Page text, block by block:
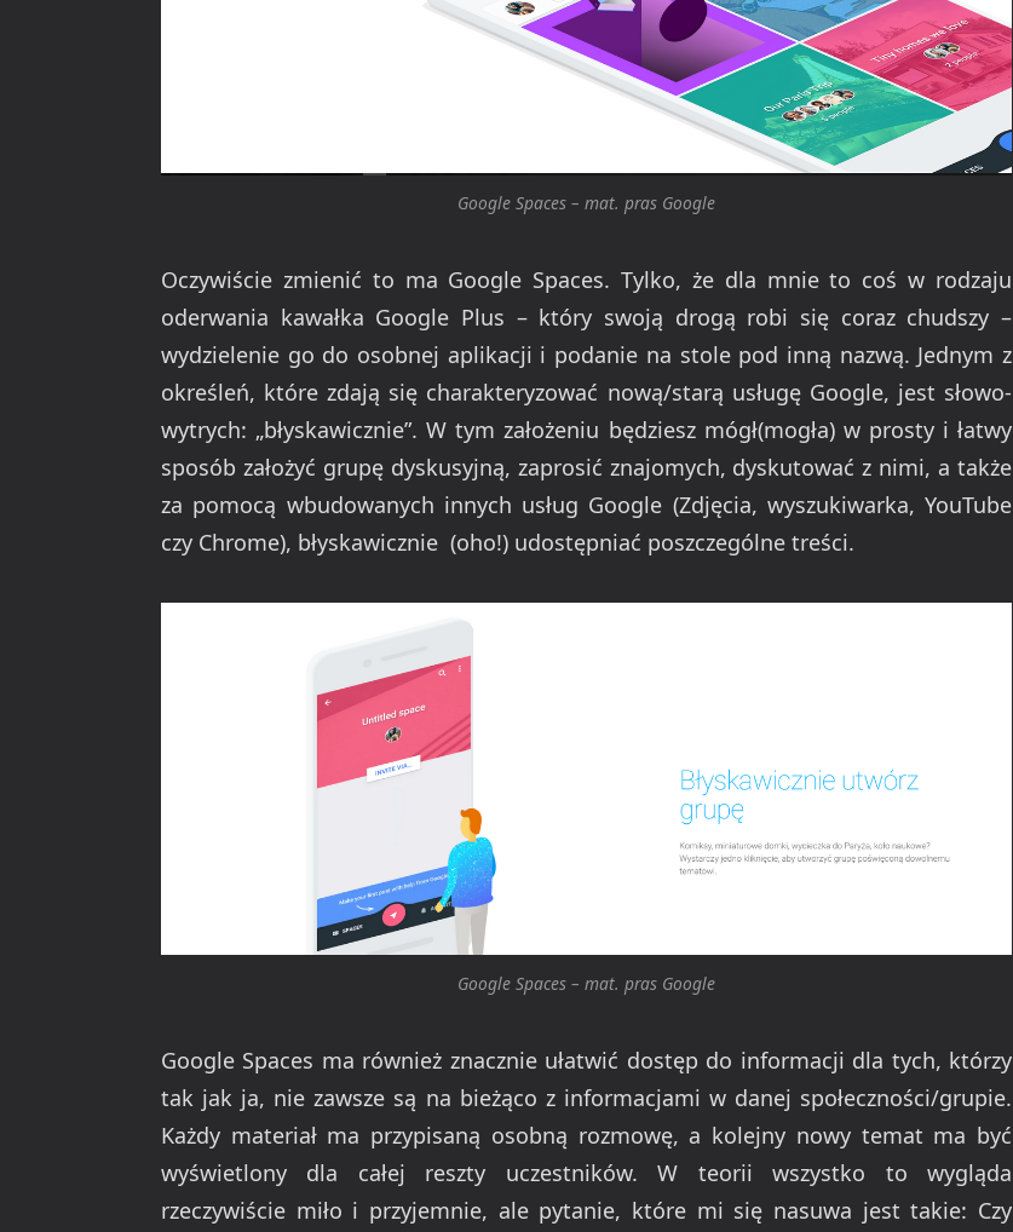
Google Spaces – mat. pras Google
Oczywiście zmienić to ma Google Spaces. Tylko, że dla mnie to coś w rodzaju
oderwania kawałka Google Plus – który swoją drogą robi się coraz chudszy –
wydzielenie go do osobnej aplikacji i podanie na stole pod inną nazwą. Jednym z
określeń, które zdają się charakteryzować nową/starą usługę Google, jest słowo-
wytrych: „błyskawicznie”. W tym założeniu będziesz mógł(mogła) w prosty i łatwy
sposób założyć grupę dyskusyjną, zaprosić znajomych, dyskutować z nimi, a także
za pomocą wbudowanych innych usług Google (Zdjęcia, wyszukiwarka, YouTube
czy Chrome), błyskawicznie (oho!) udostępniać poszczególne treści.
Google Spaces – mat. pras Google
Google Spaces ma również znacznie ułatwić dostęp do informacji dla tych, którzy
tak jak ja, nie zawsze są na bieżąco z informacjami w danej społeczności/grupie.
Każdy materiał ma przypisaną osobną rozmowę, a kolejny nowy temat ma być
wyświetlony dla całej reszty uczestników. W teorii wszystko to wygląda
rzeczywiście miło i przyjemnie, ale pytanie, które mi się nasuwa jest takie: Czy